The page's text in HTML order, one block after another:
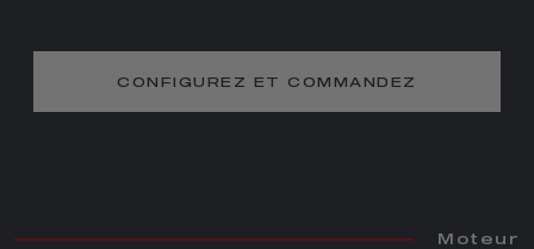
CONFIGUREZ ET COMMANDEZ
Moteur